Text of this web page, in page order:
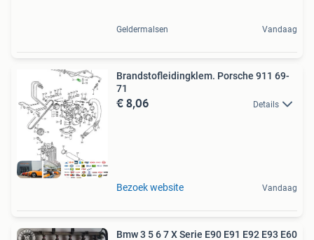
Geldermalsen Vandaag
Brandstofleidingklem. Porsche 911 69-
71
€ 8,06 Details
Bezoek website Vandaag
Bmw 3 5 6 7 X Serie E90 E91 E92 E93 E60